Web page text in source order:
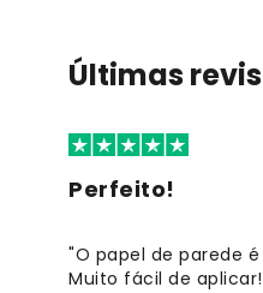
Últimas
Perfeito!
"O papel de parede
Muito fácil de